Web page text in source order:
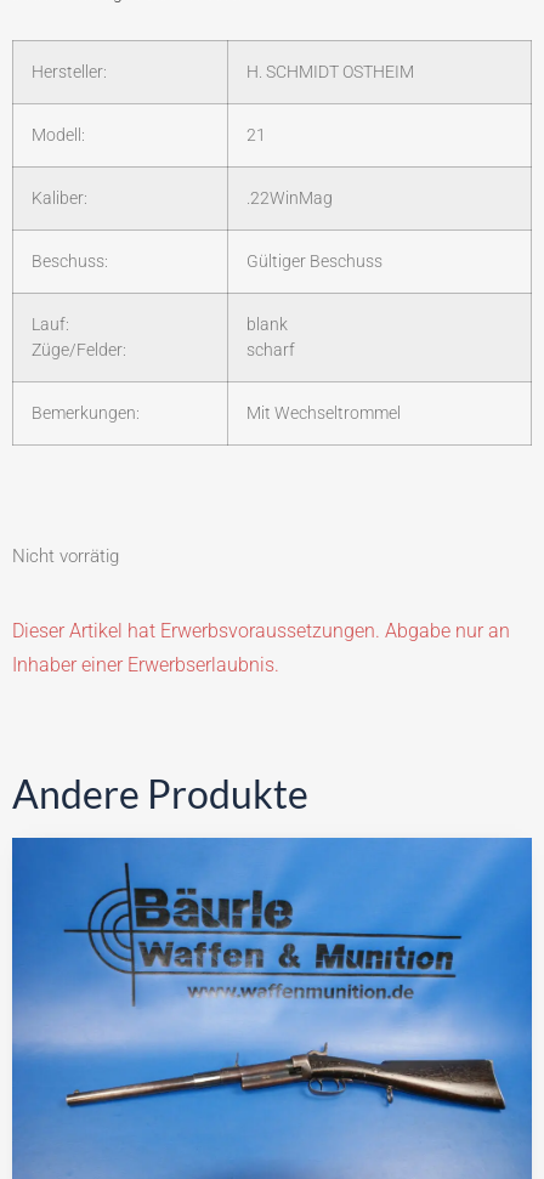
Hersteller: H. SCHMIDT OSTHEIM
Modell: 21
Kaliber: .22WinMag
Beschuss: Gültiger Beschuss
Lauf:
Züge/Felder:
blank
scharf
Bemerkungen: Mit Wechseltrommel
Nicht vorrätig
Dieser Artikel hat Erwerbsvoraussetzungen. Abgabe nur an
Inhaber einer Erwerbserlaubnis.
Andere Produkte